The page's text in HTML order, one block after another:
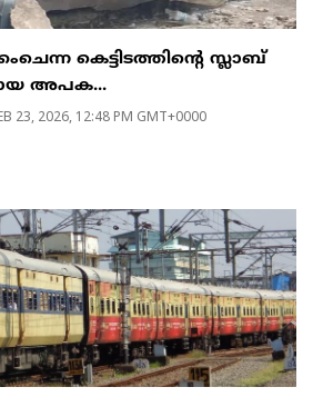
കെട്ടിടത്തിന്റെ സ്ലാബ്
അപക...
23, 2026, 12:48 PM GMT+0000